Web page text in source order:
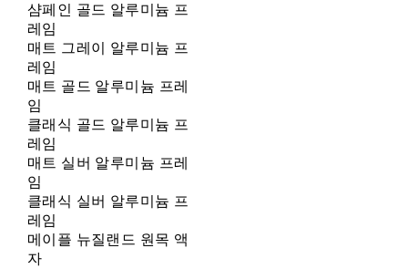
샴페인 골드 알루미늄 프
레임
매트 그레이 알루미늄 프
레임
매트 골드 알루미늄 프레
임
클래식 골드 알루미늄 프
레임
매트 실버 알루미늄 프레
임
클래식 실버 알루미늄 프
레임
메이플 뉴질랜드 원목 액
자